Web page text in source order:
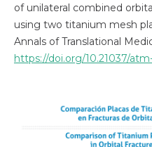
of unilateral combined
using two titanium mesh
Annals of Translational
https://doi.org/10.21037/